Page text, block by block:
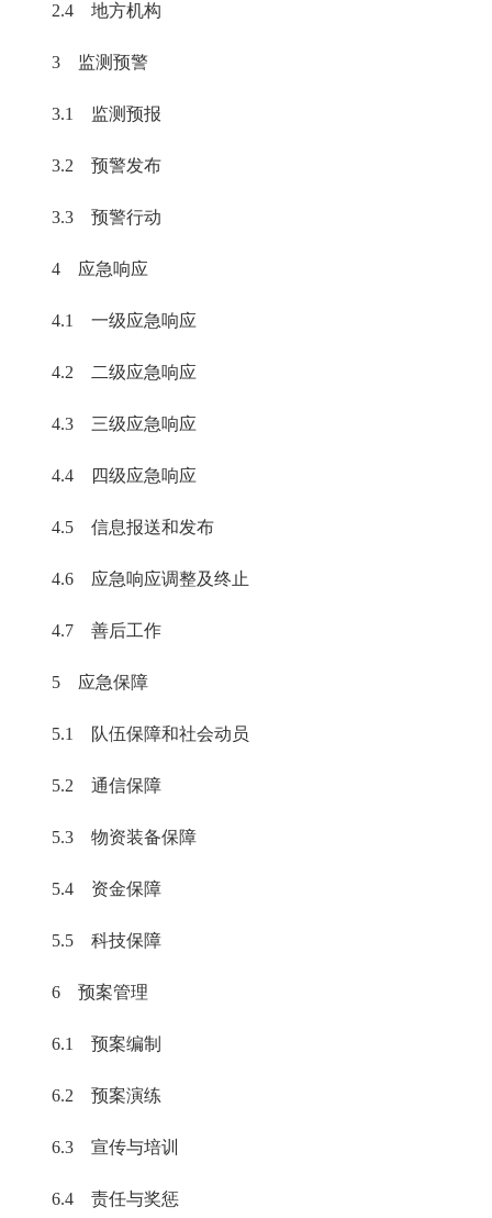
2.4 地方机构
3 监测预警
3.1 监测预报
3.2 预警发布
3.3 预警行动
4 应急响应
4.1 一级应急响应
4.2 二级应急响应
4.3 三级应急响应
4.4 四级应急响应
4.5 信息报送和发布
4.6 应急响应调整及终止
4.7 善后工作
5 应急保障
5.1 队伍保障和社会动员
5.2 通信保障
5.3 物资装备保障
5.4 资金保障
5.5 科技保障
6 预案管理
6.1 预案编制
6.2 预案演练
6.3 宣传与培训
6.4 责任与奖惩